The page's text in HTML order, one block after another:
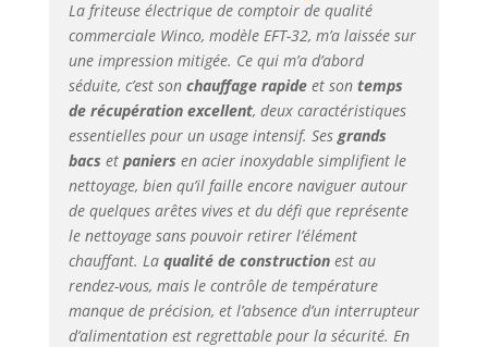
La friteuse électrique de comptoir de qualité
commerciale Winco, modèle EFT-32, m’a laissée sur
une impression mitigée. Ce qui m’a d’abord
séduite, c’est son chauffage rapideet son temps
de récupération excellent, deux caractéristiques
essentielles pour un usage intensif. Ses grands
bacs et paniers en acier inoxydable simplifient le
nettoyage, bien qu’il faille encore naviguer autour
de quelques arêtes vives et du défi que représente
le nettoyage sans pouvoir retirer l’élément
chauffant. La qualité de constructionest au
rendez-vous, mais le contrôle de température
manque de précision, et l’absence d’un interrupteur
d’alimentation est regrettable pour la sécurité. En